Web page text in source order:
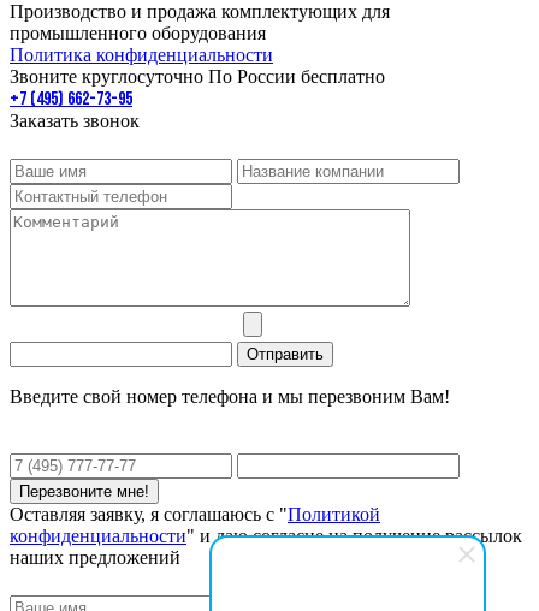
Производство и продажа комплектующих для
промышленного оборудования
Политика конфиденциальности
Звоните круглосуточно По России бесплатно
+7 (495) 662-73-95
Заказать звонок
Введите свой номер телефона и мы перезвоним Вам!
Оставляя заявку, я соглашаюсь с "Политикой
конфиденциальности" и даю согласие на получение рассылок
наших предложений